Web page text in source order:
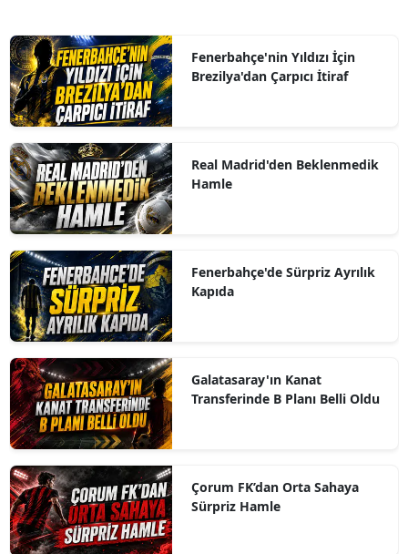
Fenerbahçe'nin Yıldızı İçin
Brezilya'dan Çarpıcı İtiraf
Real Madrid'den Beklenmedik
Hamle
Fenerbahçe'de Sürpriz Ayrılık
Kapıda
Galatasaray'ın Kanat
Transferinde B Planı Belli Oldu
Çorum FK’dan Orta Sahaya
Sürpriz Hamle